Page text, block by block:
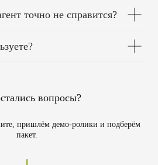
точно не справится?
вопросы?
пришлём демо‑ролики и подберём
пакет.